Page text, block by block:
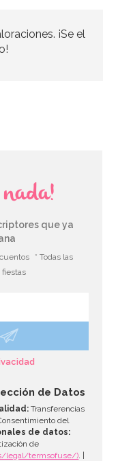
¡Se el
que ya
* Todas las
fiestas
de Datos
Transferencias
del
de datos:
de
legal/termsofuse/). |